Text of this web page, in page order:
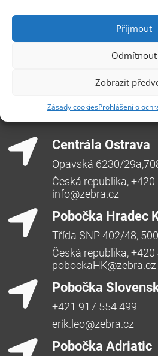
Příjmout
Odmítnout
Zobrazit
Zásady cookiesProhlášení o
Centrála Ostrava
Opavská 6230/
Česká republika,
info@zebra.cz
Pobočka Hradec
Třída SNP 402/48,
Česká republika,
pobockaHK@zebra.cz
Pobočka
+421 917 554 499
erik.leo@zebra.cz
Pobočka Adriatic